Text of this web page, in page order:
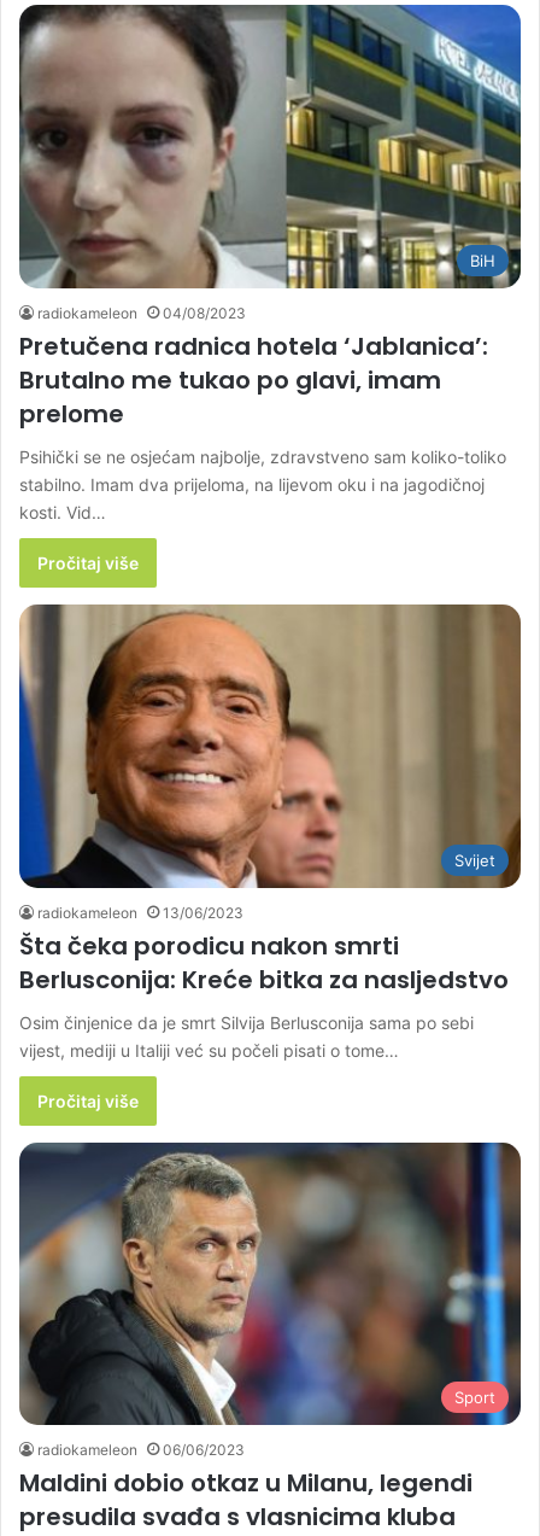
BiH
radiokameleon 04/08/2023
Pretučena radnica hotela ‘Jablanica’:
Brutalno me tukao po glavi, imam
prelome
Psihički se ne osjećam najbolje, zdravstveno sam koliko-toliko
stabilno. Imam dva prijeloma, na lijevom oku i na jagodičnoj
kosti. Vid…
Pročitaj više
Svijet
radiokameleon 13/06/2023
Šta čeka porodicu nakon smrti
Berlusconija: Kreće bitka za nasljedstvo
Osim činjenice da je smrt Silvija Berlusconija sama po sebi
vijest, mediji u Italiji već su počeli pisati o tome…
Pročitaj više
Sport
radiokameleon 06/06/2023
Maldini dobio otkaz u Milanu, legendi
presudila svađa s vlasnicima kluba